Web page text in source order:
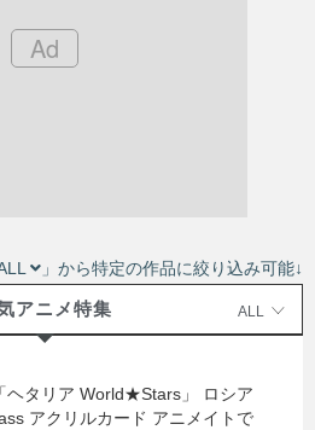
」から特定の作品に絞り込み可能↓
アニメ特集 ALL
ヘタリア World★Stars」 ロシア
アクリルカード アニメイトで